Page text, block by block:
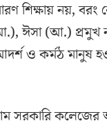
শিক্ষায় নয়,
ঈসা (আ.) প্রমুখ
ও কর্মঠ মানুষ
সরকারি